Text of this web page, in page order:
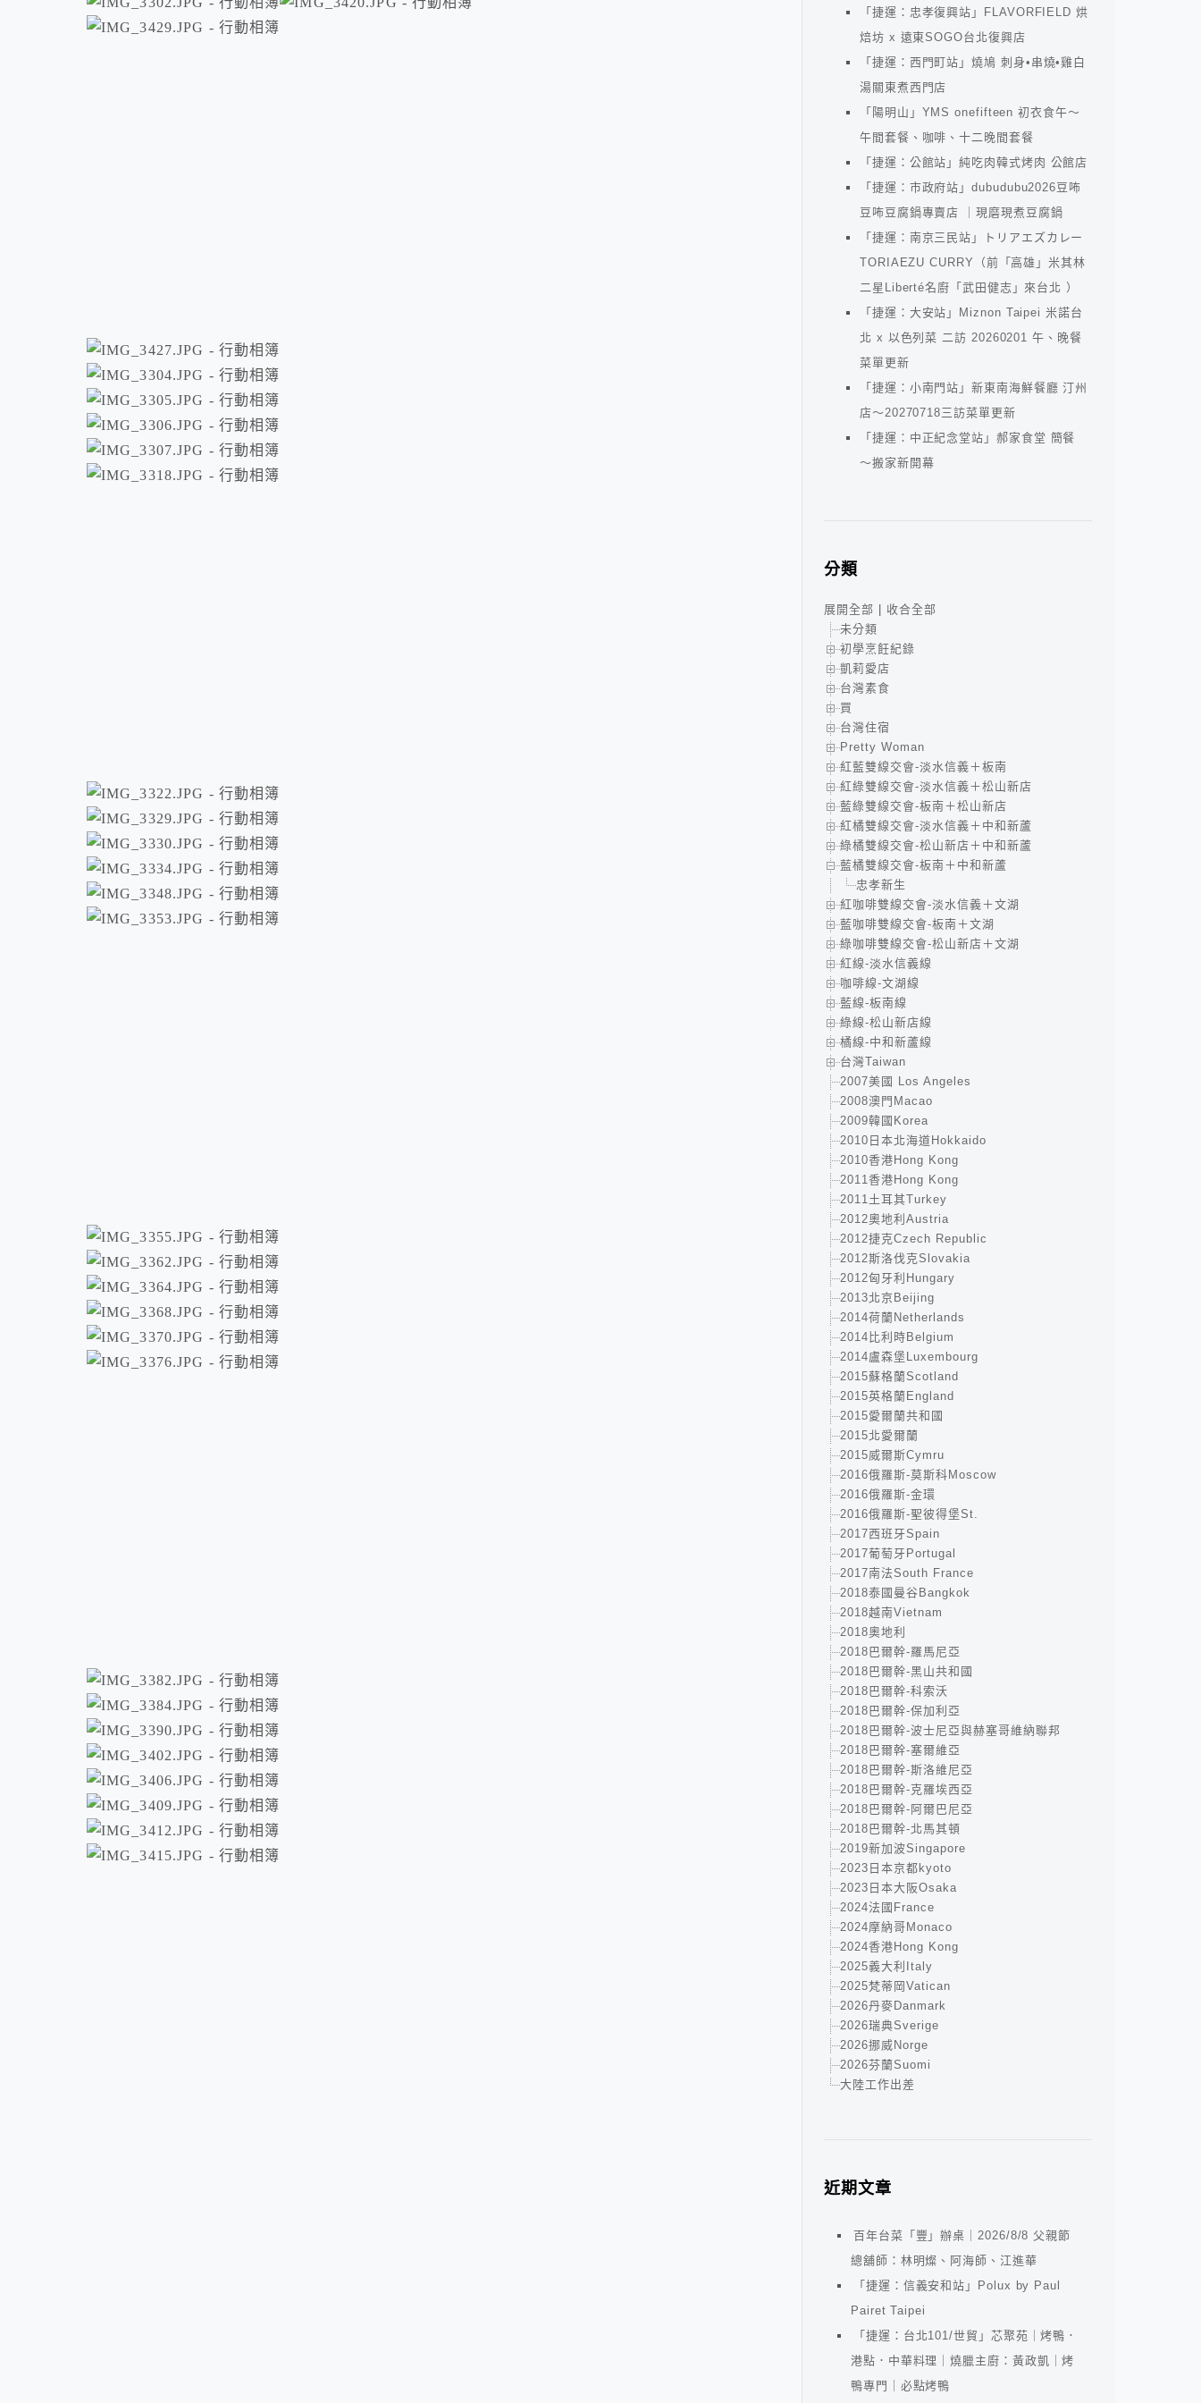
「捷運：忠孝復興站」FLAVORFIELD 烘
焙坊 x 遠東SOGO台北復興店
「捷運：西門町站」燒鳩 刺身•串燒•雞白
湯關東煮西門店
「陽明山」YMS onefifteen 初衣食午～
午間套餐、咖啡、十二晚間套餐
「捷運：公館站」純吃肉韓式烤肉 公館店
「捷運：市政府站」dubudubu2026豆咘
豆咘豆腐鍋專賣店 ｜現磨現煮豆腐鍋
「捷運：南京三民站」トリアエズカレー
TORIAEZU CURRY（前「高雄」米其林
二星Liberté名廚「武田健志」來台北 ）
「捷運：大安站」Miznon Taipei 米諾台
北 x 以色列菜 二訪 20260201 午、晚餐
菜單更新
「捷運：小南門站」新東南海鮮餐廳 汀州
店～20270718三訪菜單更新
「捷運：中正紀念堂站」郝家食堂 簡餐
～搬家新開幕
分類
展開全部
收合全部
未分類
初學烹飪紀錄
凱莉愛店
台灣素食
買
台灣住宿
Pretty Woman
紅藍雙線交會-淡水信義＋板南
紅綠雙線交會-淡水信義＋松山新店
藍綠雙線交會-板南＋松山新店
紅橘雙線交會-淡水信義＋中和新蘆
綠橘雙線交會-松山新店＋中和新蘆
藍橘雙線交會-板南＋中和新蘆
忠孝新生
紅咖啡雙線交會-淡水信義＋文湖
藍咖啡雙線交會-板南＋文湖
綠咖啡雙線交會-松山新店＋文湖
紅線-淡水信義線
咖啡線-文湖線
藍線-板南線
綠線-松山新店線
橘線-中和新蘆線
台灣Taiwan
2007美國 Los Angeles
2008澳門Macao
2009韓國Korea
2010日本北海道Hokkaido
2010香港Hong Kong
2011香港Hong Kong
2011土耳其Turkey
2012奧地利Austria
2012捷克Czech Republic
2012斯洛伐克Slovakia
2012匈牙利Hungary
2013北京Beijing
2014荷蘭Netherlands
2014比利時Belgium
2014盧森堡Luxembourg
2015蘇格蘭Scotland
2015英格蘭England
2015愛爾蘭共和國
2015北愛爾蘭
2015威爾斯Cymru
2016俄羅斯-莫斯科Moscow
2016俄羅斯-金環
2016俄羅斯-聖彼得堡St.
2017西班牙Spain
2017葡萄牙Portugal
2017南法South France
2018泰國曼谷Bangkok
2018越南Vietnam
2018奧地利
2018巴爾幹-羅馬尼亞
2018巴爾幹-黑山共和國
2018巴爾幹-科索沃
2018巴爾幹-保加利亞
2018巴爾幹-波士尼亞與赫塞哥維納聯邦
2018巴爾幹-塞爾維亞
2018巴爾幹-斯洛維尼亞
2018巴爾幹-克羅埃西亞
2018巴爾幹-阿爾巴尼亞
2018巴爾幹-北馬其頓
2019新加波Singapore
2023日本京都kyoto
2023日本大阪Osaka
2024法國France
2024摩納哥Monaco
2024香港Hong Kong
2025義大利Italy
2025梵蒂岡Vatican
2026丹麥Danmark
2026瑞典Sverige
2026挪威Norge
2026芬蘭Suomi
大陸工作出差
近期文章
百年台菜「豐」辦桌｜2026/8/8 父親節
總舖師：林明燦、阿海師、江進華
「捷運：信義安和站」Polux by Paul
Pairet Taipei
「捷運：台北101/世貿」芯聚苑｜烤鴨．
港點．中華料理｜燒臘主廚：黃政凱｜烤
鴨專門｜必點烤鴨